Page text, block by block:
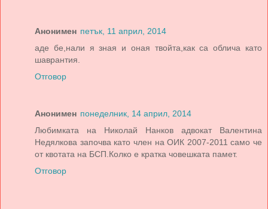
Анонимен петък, 11 април, 2014
аде бе,нали я зная и оная твойта,как са облича като
шаврантия.
Отговор
Анонимен понеделник, 14 април, 2014
Любимката на Николай Нанков адвокат Валентина
Недялкова започва като член на ОИК 2007-2011 само че
от квотата на БСП.Колко е кратка човешката памет.
Отговор